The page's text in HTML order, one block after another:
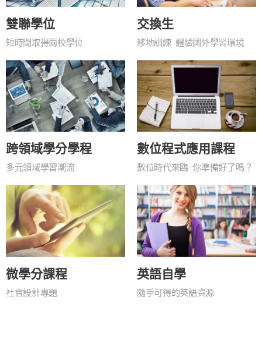
雙聯學位
短時間取得兩校學位
交換生
移地訓練 體驗國外學習環境
跨領域學分學程
多元領域學習潮流
數位程式應用課程
數位時代來臨 你準備好了嗎？
微學分課程
社會設計專題
英語自學
隨手可得的英語資源